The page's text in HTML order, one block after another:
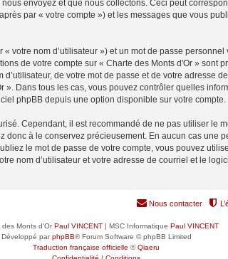
envoyez et que nous collectons. Ceci peut
par « votre compte ») et les messages que vous
votre nom d’utilisateur ») et un mot de passe
de votre compte sur « Charte des Monts d'Or » sont
de votre mot de passe et de votre adresse
Dans tous les cas, vous pouvez contrôler quelles
phpBB depuis une option disponible sur votre compte.
Cependant, il est recommandé de ne pas utiliser le
donc à le conservez précieusement. En aucun cas une
le mot de passe de votre compte, vous pouvez
nom d’utilisateur et votre adresse de courriel et le
Nous contacter
des Monts d'OrPaul VINCENT| MSC Informatique Paul VINCENT
Développé parphpBB® Forum Software © phpBB Limited
Traduction française officielle ©Qiaeru